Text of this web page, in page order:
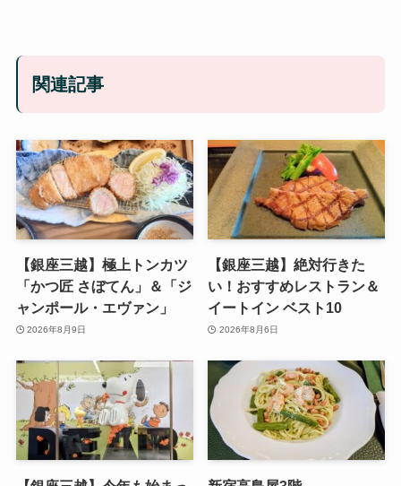
関連記事
【銀座三越】極上トンカツ
「かつ匠 さぼてん」＆「ジ
ャンポール・エヴァン」
2026年8月9日
【銀座三越】絶対行きた
い！おすすめレストラン＆
イートイン ベスト10
2026年8月6日